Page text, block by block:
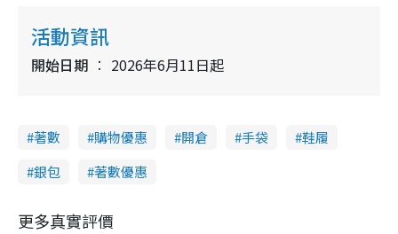
活動資訊
開始日期 2026年6月11日起
著數 購物優惠 開倉 手袋
鞋履
銀包
著數優惠
更多真實評價